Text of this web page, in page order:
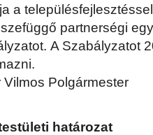
a
partnerségi
A Szabályzatot
Polgármester
határozat